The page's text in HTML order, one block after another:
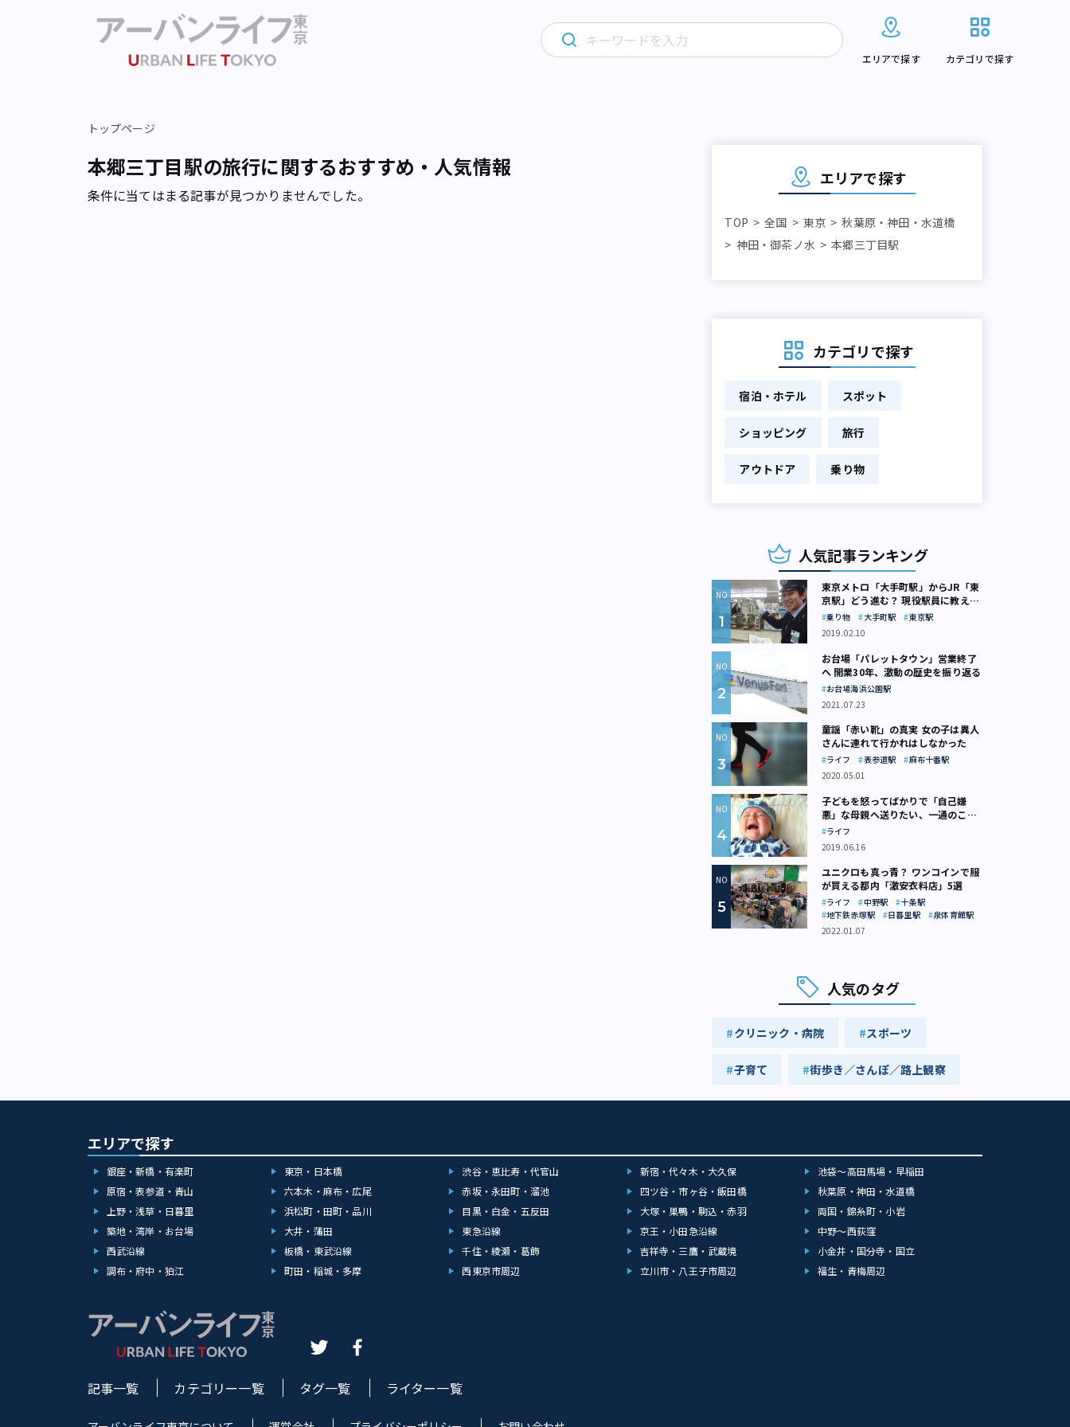
エリアで探す カテゴリで探す
トップページ
本郷三丁目駅の旅行に関するおすすめ・人気情報
条件に当てはまる記事が見つかりませんでした。
エリアで探す
TOP 全国 東京
秋葉原・神田・水道橋
神田・御茶ノ水
本郷三丁目駅
カテゴリで探す
宿泊・ホテル スポット
ショッピング 旅行
アウトドア 乗り物
人気記事ランキング
東京メトロ「大手町駅」からJR「東
京駅」どう進む？ 現役駅員に教えて
もらいました
乗り物 大手町駅
東京駅
2019.02.10
お台場「パレットタウン」営業終了
へ 開業30年、激動の歴史を振り返る
お台場海浜公園駅
2021.07.23
童謡「赤い靴」の真実 女の子は異人
さんに連れて行かれはしなかった
ライフ 表参道駅
麻布十番駅
2020.05.01
子どもを怒ってばかりで「自己嫌
悪」な母親へ送りたい、一通のここ
ろの処方箋
ライフ
2019.06.16
ユニクロも真っ青？ ワンコインで服
が買える都内「激安衣料店」5選
ライフ 中野駅
十条駅
地下鉄赤塚駅
日暮里駅
泉体育館駅
2022.01.07
人気のタグ
クリニック・病院 スポーツ
子育て 街歩き／さんぽ／路上観察
エリアで探す
銀座・新橋・有楽町 東京・日本橋 渋谷・恵比寿・代官山 新宿・代々木・大久保
池袋～高田馬場・早稲田
原宿・表参道・青山
六本木・麻布・広尾 赤坂・永田町・溜池 四ツ谷・市ヶ谷・飯田橋
秋葉原・神田・水道橋
上野・浅草・日暮里
浜松町・田町・品川 目黒・白金・五反田 大塚・巣鴨・駒込・赤羽
両国・錦糸町・小岩
築地・湾岸・お台場
大井・蒲田 東急沿線 京王・小田急沿線
中野～西荻窪
西武沿線
板橋・東武沿線 千住・綾瀬・葛飾 吉祥寺・三鷹・武蔵境
小金井・国分寺・国立
調布・府中・狛江
町田・稲城・多摩 西東京市周辺 立川市・八王子市周辺 福生・青梅周辺
記事一覧 カテゴリー一覧 タグ一覧 ライター一覧